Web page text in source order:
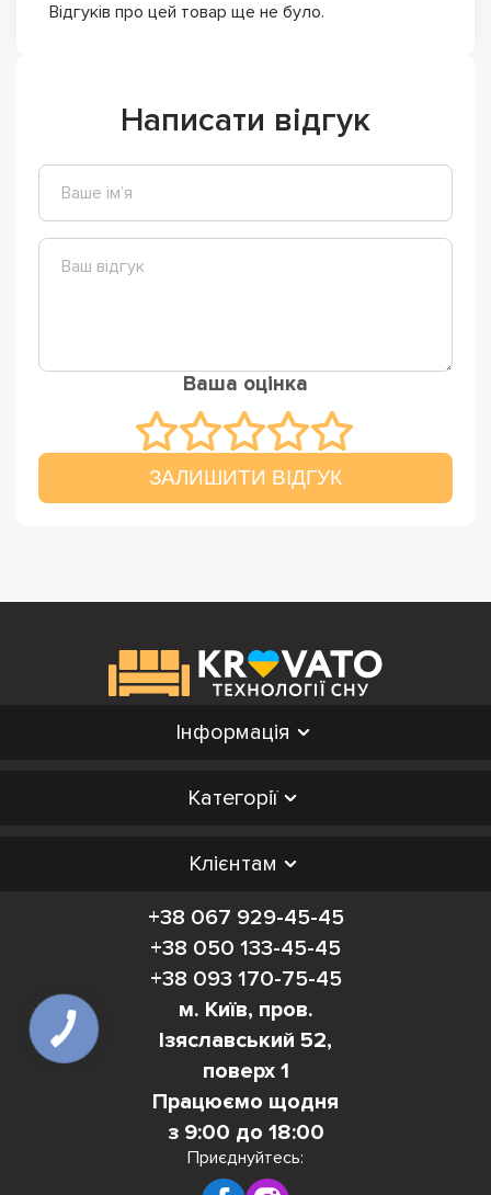
Відгуків про цей товар ще не було.
Написати відгук
Ваша оцінка
ЗАЛИШИТИ ВІДГУК
Інформація
Категорії
Клієнтам
+38 067 929-45-45
+38 050 133-45-45
+38 093 170-75-45
м. Київ, пров.
Ізяславський 52,
поверх 1
Працюємо щодня
з 9:00 до 18:00
Приєднуйтесь: